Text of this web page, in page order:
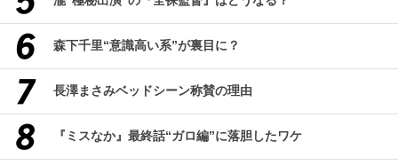
森下千里“意識高い系”が裏目に？
長澤まさみベッドシーン称賛の理由
『ミスなか』最終話“ガロ編”に落胆したワケ